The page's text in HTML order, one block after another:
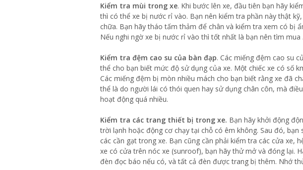
Kiểm tra mùi trong xe. Khi bước lên xe, đầu tiên bạn hãy
thì có thể xe bị nước rỉ vào. Bạn nên kiểm tra phần này thật
chữa. Bạn hãy tháo tấm thảm để chân và kiểm tra xem có bị
Nếu nghi ngờ xe bị nước rỉ vào thì tốt nhất là bạn nên tìm mua
Kiểm tra đệm cao su của bàn đạp. Các miếng đệm cao su
thể cho bạn biết mức độ sử dụng của xe. Một chiếc xe có số
Các miếng đệm bị mòn nhiều mách cho bạn biết rằng xe đã
thể là do người lái có thói quen hay sử dụng chân côn, mà
hoạt động quá nhiều.
Kiểm tra các trang thiết bị trong xe. Bạn hãy khởi động
trời lạnh hoặc động cơ chạy tại chỗ có êm không. Sau đó,
các cần gạt trong xe. Bạn cũng cần phải kiểm tra các cửa xe,
xe có cửa trên nóc xe (sunroof), bạn hãy thử mở và đóng lại.
đèn đọc báo nếu có, và tất cả đèn được trang bị thêm. Nhớ